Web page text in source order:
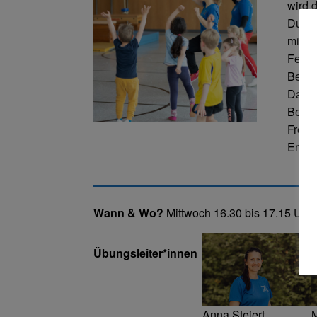
wird
mit
Das
Wann & Wo? Mittwoch 16.30 bis 17.15
Übungsleiter*innen